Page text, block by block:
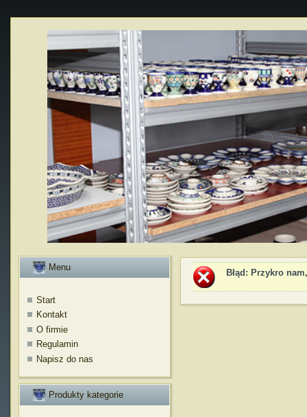
Menu
Start
Kontakt
O firmie
Regulamin
Napisz do nas
Produkty kategorie
Błąd : Przykro